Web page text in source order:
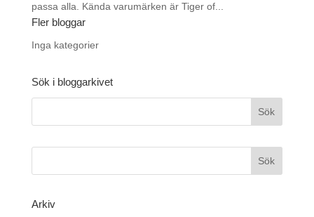
passa alla. Kända varumärken är Tiger of...
Fler bloggar
Inga kategorier
Sök i bloggarkivet
Arkiv